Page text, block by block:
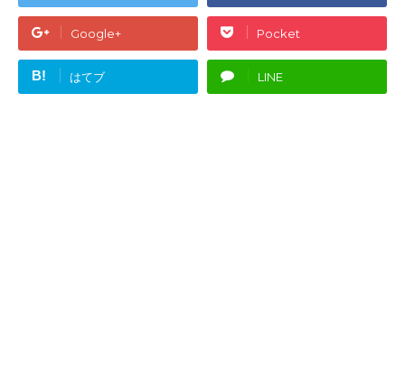
Google+ Pocket
B! はてブ LINE